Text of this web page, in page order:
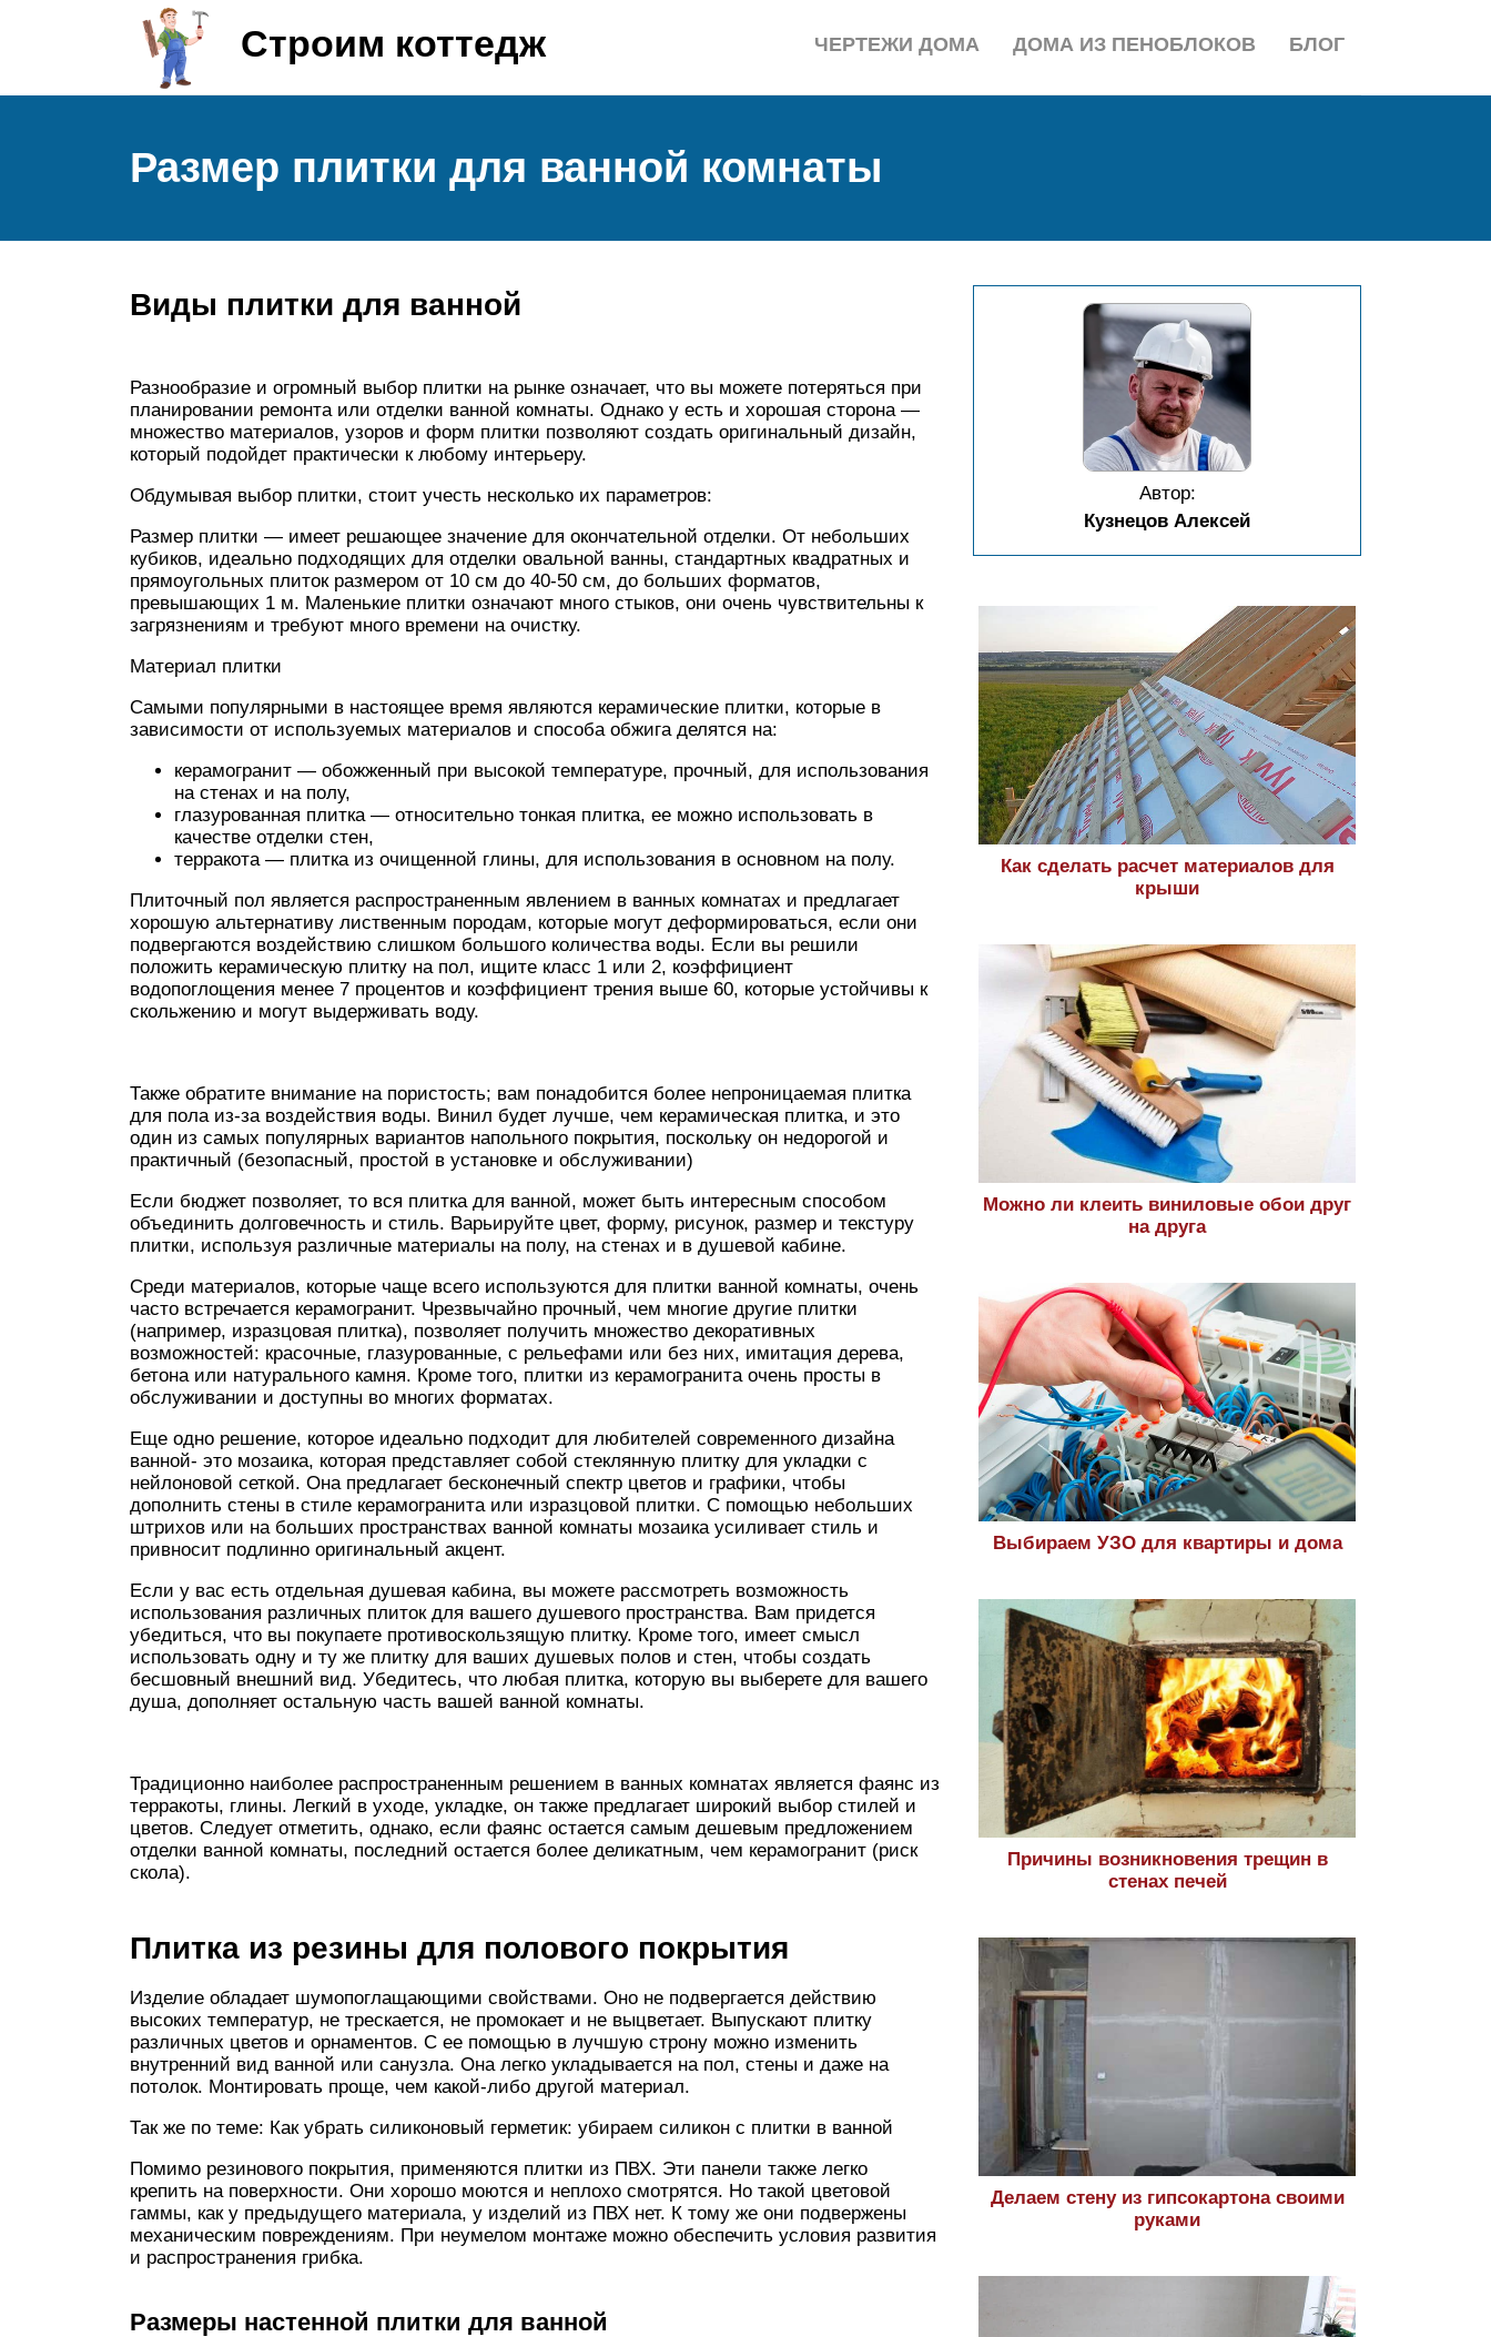
Строим коттедж БЛОГ
ДОМА ИЗ ПЕНОБЛОКОВ
ЧЕРТЕЖИ ДОМА
Размер плитки для ванной комнаты
Виды плитки для ванной
Разнообразие и огромный выбор плитки на рынке означает, что вы можете потеряться при
планировании ремонта или отделки ванной комнаты. Однако у есть и хорошая сторона —
множество материалов, узоров и форм плитки позволяют создать оригинальный дизайн,
который подойдет практически к любому интерьеру.
Обдумывая выбор плитки, стоит учесть несколько их параметров:
Размер плитки — имеет решающее значение для окончательной отделки. От небольших
кубиков, идеально подходящих для отделки овальной ванны, стандартных квадратных и
прямоугольных плиток размером от 10 см до 40-50 см, до больших форматов,
превышающих 1 м. Маленькие плитки означают много стыков, они очень чувствительны к
загрязнениям и требуют много времени на очистку.
Материал плитки
Самыми популярными в настоящее время являются керамические плитки, которые в
зависимости от используемых материалов и способа обжига делятся на:
керамогранит — обожженный при высокой температуре, прочный, для использования
на стенах и на полу,
глазурованная плитка — относительно тонкая плитка, ее можно использовать в
качестве отделки стен,
терракота — плитка из очищенной глины, для использования в основном на полу.
Плиточный пол является распространенным явлением в ванных комнатах и предлагает
хорошую альтернативу лиственным породам, которые могут деформироваться, если они
подвергаются воздействию слишком большого количества воды. Если вы решили
положить керамическую плитку на пол, ищите класс 1 или 2, коэффициент
водопоглощения менее 7 процентов и коэффициент трения выше 60, которые устойчивы к
скольжению и могут выдерживать воду.
Также обратите внимание на пористость; вам понадобится более непроницаемая плитка
для пола из-за воздействия воды. Винил будет лучше, чем керамическая плитка, и это
один из самых популярных вариантов напольного покрытия, поскольку он недорогой и
практичный (безопасный, простой в установке и обслуживании)
Если бюджет позволяет, то вся плитка для ванной, может быть интересным способом
объединить долговечность и стиль. Варьируйте цвет, форму, рисунок, размер и текстуру
плитки, используя различные материалы на полу, на стенах и в душевой кабине.
Среди материалов, которые чаще всего используются для плитки ванной комнаты, очень
часто встречается керамогранит. Чрезвычайно прочный, чем многие другие плитки
(например, изразцовая плитка), позволяет получить множество декоративных
возможностей: красочные, глазурованные, с рельефами или без них, имитация дерева,
бетона или натурального камня. Кроме того, плитки из керамогранита очень просты в
обслуживании и доступны во многих форматах.
Еще одно решение, которое идеально подходит для любителей современного дизайна
ванной- это мозаика, которая представляет собой стеклянную плитку для укладки с
нейлоновой сеткой. Она предлагает бесконечный спектр цветов и графики, чтобы
дополнить стены в стиле керамогранита или изразцовой плитки. С помощью небольших
штрихов или на больших пространствах ванной комнаты мозаика усиливает стиль и
привносит подлинно оригинальный акцент.
Если у вас есть отдельная душевая кабина, вы можете рассмотреть возможность
использования различных плиток для вашего душевого пространства. Вам придется
убедиться, что вы покупаете противоскользящую плитку. Кроме того, имеет смысл
использовать одну и ту же плитку для ваших душевых полов и стен, чтобы создать
бесшовный внешний вид. Убедитесь, что любая плитка, которую вы выберете для вашего
душа, дополняет остальную часть вашей ванной комнаты.
Традиционно наиболее распространенным решением в ванных комнатах является фаянс из
терракоты, глины. Легкий в уходе, укладке, он также предлагает широкий выбор стилей и
цветов. Следует отметить, однако, если фаянс остается самым дешевым предложением
отделки ванной комнаты, последний остается более деликатным, чем керамогранит (риск
скола).
Плитка из резины для полового покрытия
Изделие обладает шумопоглащающими свойствами. Оно не подвергается действию
высоких температур, не трескается, не промокает и не выцветает. Выпускают плитку
различных цветов и орнаментов. С ее помощью в лучшую строну можно изменить
внутренний вид ванной или санузла. Она легко укладывается на пол, стены и даже на
потолок. Монтировать проще, чем какой-либо другой материал.
Так же по теме: Как убрать силиконовый герметик: убираем силикон с плитки в ванной
Помимо резинового покрытия, применяются плитки из ПВХ. Эти панели также легко
крепить на поверхности. Они хорошо моются и неплохо смотрятся. Но такой цветовой
гаммы, как у предыдущего материала, у изделий из ПВХ нет. К тому же они подвержены
механическим повреждениям. При неумелом монтаже можно обеспечить условия развития
и распространения грибка.
Размеры настенной плитки для ванной
Автор:
Кузнецов Алексей
Как сделать расчет материалов для
крыши
Можно ли клеить виниловые обои друг
на друга
Выбираем УЗО для квартиры и дома
Причины возникновения трещин в
стенах печей
Делаем стену из гипсокартона своими
руками